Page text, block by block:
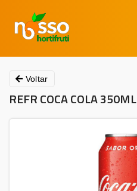
Voltar
REFR COCA COLA 350ML